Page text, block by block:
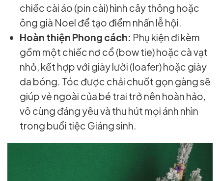
chiếc cài áo (pin cài) hình cây thông hoặc
ông già Noel để tạo điểm nhấn lễ hội.
Hoàn thiện Phong cách: Phụ kiện đi kèm
gồm một chiếc nơ cổ (bow tie) hoặc cà vạt
nhỏ, kết hợp với giày lười (loafer) hoặc giày
da bóng. Tóc được chải chuốt gọn gàng sẽ
giúp vẻ ngoài của bé trai trở nên hoàn hảo,
vô cùng đáng yêu và thu hút mọi ánh nhìn
trong buổi tiệc Giáng sinh.